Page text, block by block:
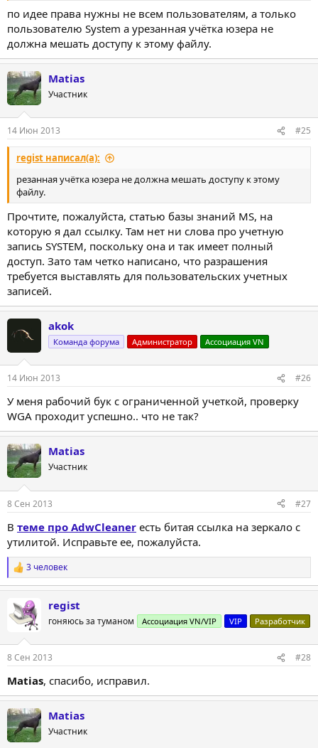
по идее права нужны не всем пользователям, а только
пользователю System а урезанная учётка юзера не
должна мешать доступу к этому файлу.
Matias
Участник
14 Июн 2013 #25
regist написал(а):
резанная учётка юзера не должна мешать доступу к этому
файлу.
Прочтите, пожалуйста, статью базы знаний MS, на
которую я дал ссылку. Там нет ни слова про учетную
запись SYSTEM, поскольку она и так имеет полный
доступ. Зато там четко написано, что разрашения
требуется выставлять для пользовательских учетных
записей.
akok
Команда форума Администратор Ассоциация VN
14 Июн 2013 #26
У меня рабочий бук с ограниченной учеткой, проверку
WGA проходит успешно.. что не так?
Matias
Участник
8 Сен 2013 #27
В теме про AdwCleaner есть битая ссылка на зеркало с
утилитой. Исправьте ее, пожалуйста.
Р
е
а
к
ц
3 человек
regist
гоняюсь за туманом Ассоциация VN/VIP VIP Разработчик
8 Сен 2013 #28
Matias, спасибо, исправил.
Matias
Участник